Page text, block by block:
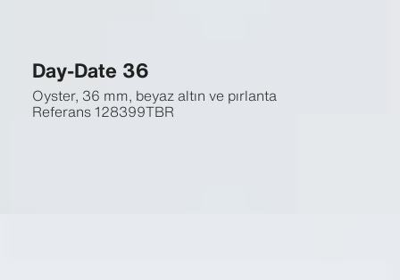
Day-Date 36
Oyster, 36 mm, beyaz altın ve pırlanta
Referans128399TBR